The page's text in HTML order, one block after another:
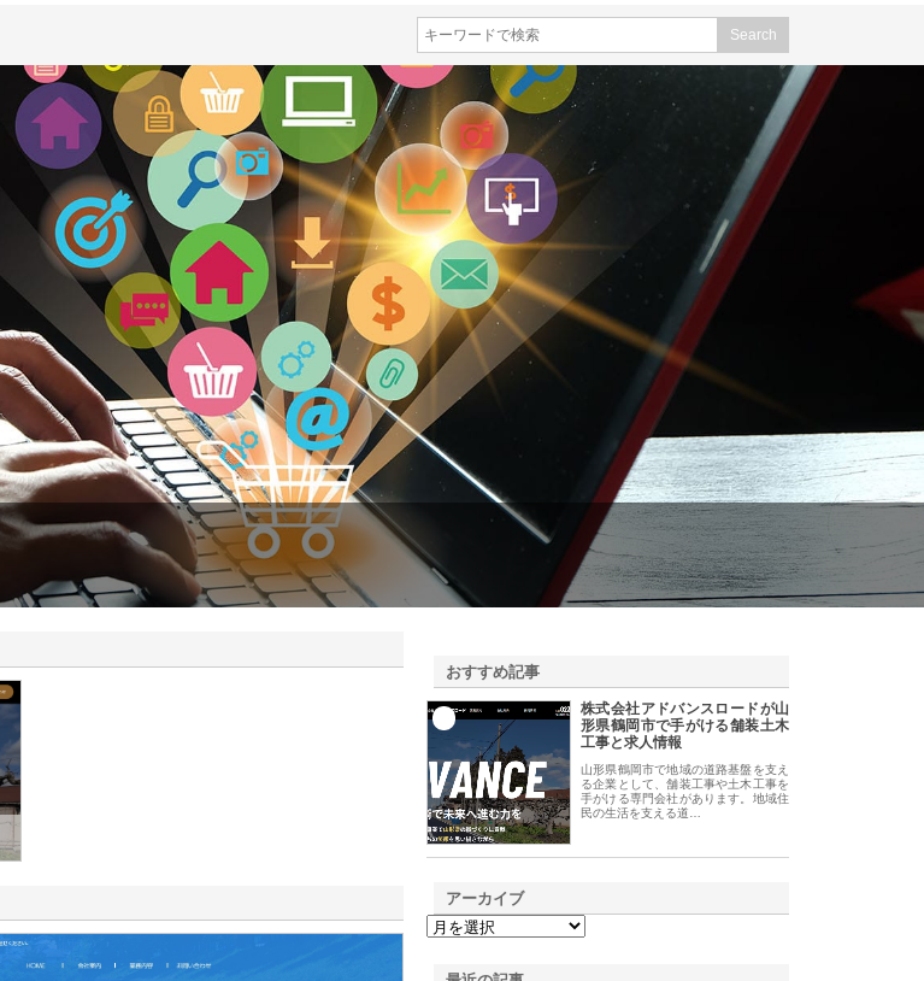
おすすめ記事
株式会社アドバンスロードが山
形県鶴岡市で手がける舗装土木
工事と求人情報
山形県鶴岡市で地域の道路基盤を支え
る企業として、舗装工事や土木工事を
手がける専門会社があります。地域住
民の生活を支える道…
アーカイブ